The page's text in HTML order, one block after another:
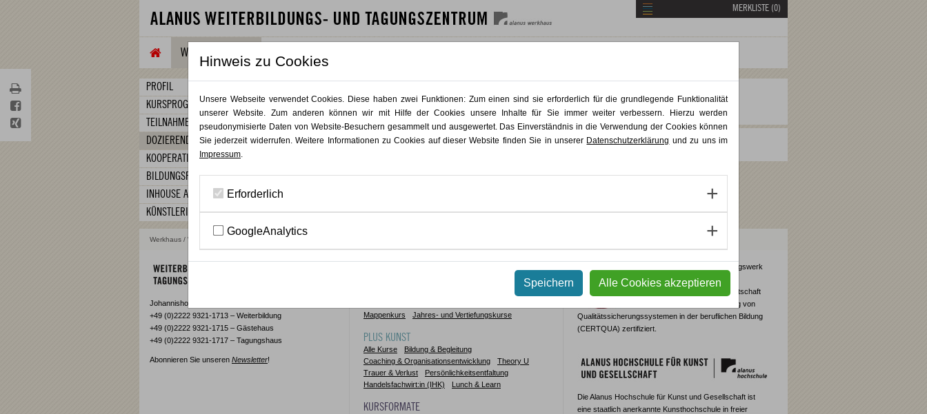
MERKLISTE (0)
WEITERBILDUNG
PROFIL
KURSPROGRAMM
TEILNAHMEBEDINGUNGEN
DOZIERENDE
KOOPERATIONEN
BILDUNGSFÖRDERUNG
INHOUSE ANGEBOTE
KÜNSTLERISCHE TRAININGS
Unsere Dozierenden
Alle A B C D E F G H I J K L M N O P Q R S T U V W X Y Z
Es gibt kein Ergebnis für ausgewählten Filter
Werkhaus / Weiterbildung / Dozierende
Johannishof – 53347 Alfter
+49 (0)2222 9321-1713 – Weiterbildung
+49 (0)2222 9321-1715 – Gästehaus
+49 (0)2222 9321-1717 – Tagungshaus
Abonnieren Sie unseren Newsletter!
Mappenkurs
Jahres- und Vertiefungskurse
PLUS KUNST
Alle Kurse
Bildung & Begleitung
Coaching & Organisationsentwicklung
Theory U
Trauer & Verlust
Persönlichkeitsentfaltung
Handelsfachwirt:in (IHK)
Lunch & Learn
KURSFORMATE
Das staatlich anerkannte Bildungswerk
Alanus Werkhaus ist durch die
Gesellschaft der deutschen Wirtschaft
zur Förderung und Zertifizierung von
Qualitätssicherungssystemen in der beruflichen Bildung
(CERTQUA) zertifiziert.
Die Alanus Hochschule für Kunst und Gesellschaft ist
eine staatlich anerkannte Kunsthochschule in freier
Hinweis zu Cookies
Unsere Webseite verwendet Cookies. Diese haben zwei Funktionen: Zum einen sind sie erforderlich für die grundlegende Funktionalität
unserer Website. Zum anderen können wir mit Hilfe der Cookies unsere Inhalte für Sie immer weiter verbessern. Hierzu werden
pseudonymisierte Daten von Website-Besuchern gesammelt und ausgewertet. Das Einverständnis in die Verwendung der Cookies können
Sie jederzeit widerrufen. Weitere Informationen zu Cookies auf dieser Website finden Sie in unserer Datenschutzerklärung und zu uns im
Impressum.
Erforderlich
GoogleAnalytics
Speichern Alle Cookies akzeptieren